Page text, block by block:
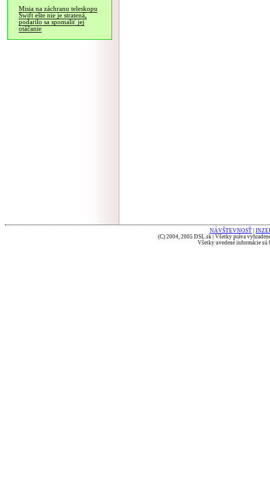
Misia na záchranu teleskopu
Swift ešte nie je stratená,
podarilo sa spomaliť jej
otáčanie
NÁVŠTEVNOSŤ
(C) 2004, 2005 DSL.sk | Všetky práva
Všetky uvedené informácie sú